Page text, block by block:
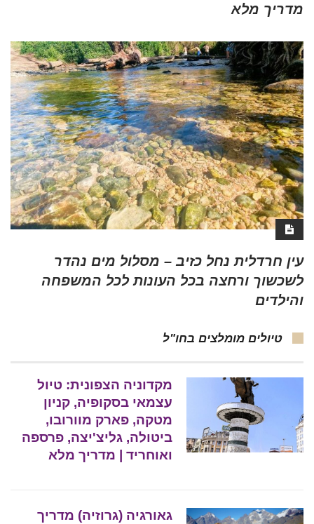
מדריך מלא
עין חרדלית נחל כזיב – מסלול מים נהדר
לשכשוך ורחצה בכל העונות לכל המשפחה
והילדים
טיולים מומלצים בחו"ל
מקדוניה הצפונית: טיול
עצמאי בסקופיה, קניון
מטקה, פארק מוורובו,
ביטולה, גליצ'יצה, פרספה
ואוחריד | מדריך מלא
גאורגיה (גרוזיה) מדריך